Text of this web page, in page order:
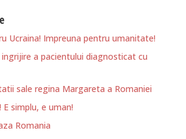
Ucraina! Impreuna pentru umanitate!
a pacientului diagnosticat cu
sale regina Margareta a Romaniei
simplu, e uman!
Romania